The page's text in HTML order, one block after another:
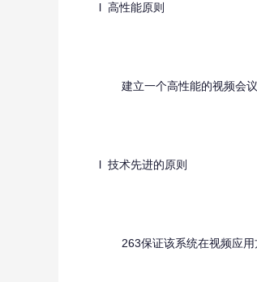
l 高性能原则
建立一个高性能的视频会议
l 技术先进的原则
263保证该系统在视频应用方